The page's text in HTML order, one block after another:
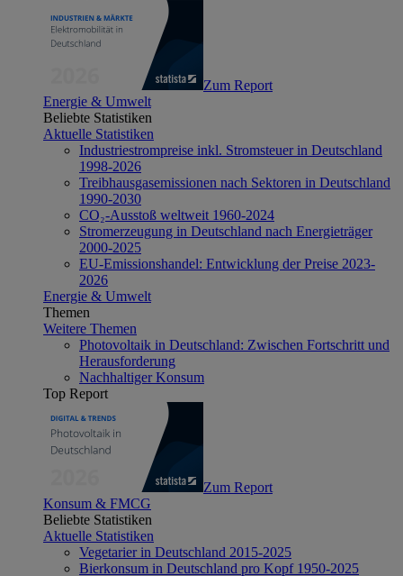
Zum Report
Energie & Umwelt
Beliebte Statistiken
Aktuelle Statistiken
Industriestrompreise inkl. Stromsteuer in Deutschland
1998-2026
Treibhausgasemissionen nach Sektoren in Deutschland
1990-2030
CO₂-Ausstoß weltweit 1960-2024
Stromerzeugung in Deutschland nach Energieträger
2000-2025
EU-Emissionshandel: Entwicklung der Preise 2023-
2026
Energie & Umwelt
Themen
Weitere Themen
Photovoltaik in Deutschland: Zwischen Fortschritt und
Herausforderung
Nachhaltiger Konsum
Top Report
Zum Report
Konsum & FMCG
Beliebte Statistiken
Aktuelle Statistiken
Vegetarier in Deutschland 2015-2025
Bierkonsum in Deutschland pro Kopf 1950-2025